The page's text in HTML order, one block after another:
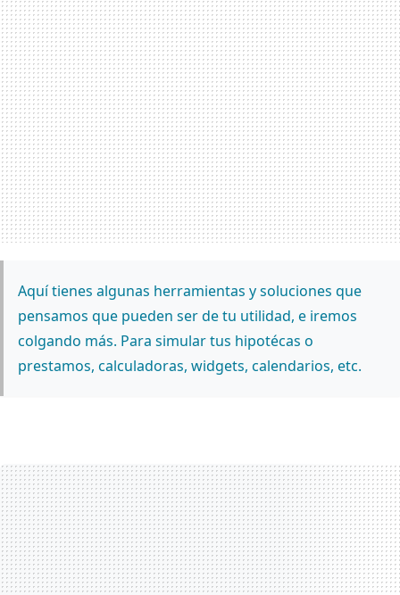
Aquí tienes algunas herramientas y soluciones que
pensamos que pueden ser de tu utilidad, e iremos
colgando más. Para simular tus hipotécas o
prestamos, calculadoras, widgets, calendarios, etc.